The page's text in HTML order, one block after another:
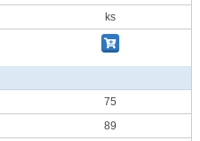
ks
75
89